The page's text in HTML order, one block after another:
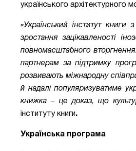
українського архітектурного
«Український інститут
зростання зацікавленості
повномасштабного
партнерам за підтримку
розвивають міжнародну
й надалі популяризуватиме
книжка– це доказ, що
інституту книги .
Українська програма